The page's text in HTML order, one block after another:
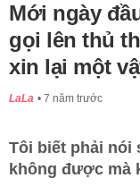
Mới ngày
gọi lên thủ
xin lại một
LaLa 7 năm trước
Tôi biết phải nói
không được mà